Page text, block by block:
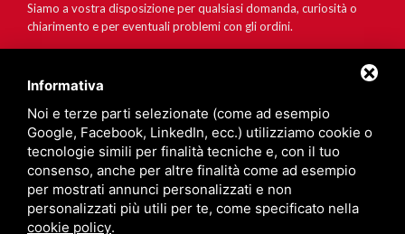
Siamo a vostra disposizione per qualsiasi domanda, curiosità o
chiarimento e per eventuali problemi con gli ordini.
Informativa
Noi e terze parti selezionate (come ad esempio
Google, Facebook, LinkedIn, ecc.) utilizziamo cookie o
tecnologie simili per finalità tecniche e, con il tuo
consenso, anche per altre finalità come ad esempio
per mostrati annunci personalizzati e non
personalizzati più utili per te, come specificato nella
cookie policy.